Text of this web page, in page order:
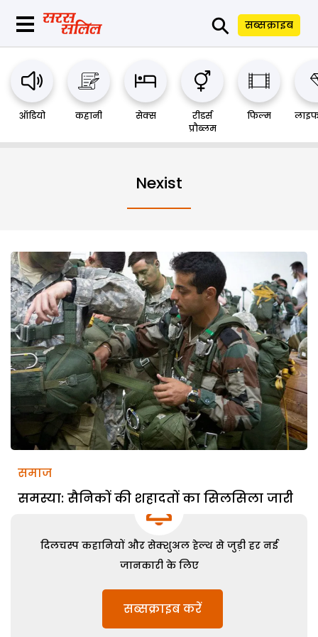
⚲ सब्सक्राइब
ऑडियो कहानी सेक्स
रीडर्स
प्रौब्लम
फिल्म
Nexist
समाज
समस्या: सैनिकों की शहादतों का सिलसिला जारी
दिलचस्प कहानियों और सेक्शुअल हेल्थ से जुड़ी हर नई
जानकारी के लिए
सब्सक्राइब करें